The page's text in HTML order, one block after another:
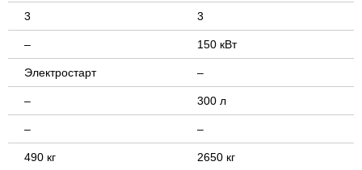
3
–
Электростарт
–
–
490 кг
3
150 кВт
–
300 л
–
2650 кг